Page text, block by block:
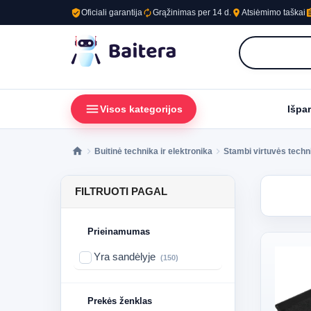
verified_userOficiali garantijaautorenewGrąžinimas per 14 d. place Atsiėmimo taškai
menuVisos kategorijos
Buitinė technika ir elektronika Stambi virtuvės
FILTRUOTI PAGAL
Prieinamumas
Yra sandėlyje (150)
Prekės ženklas